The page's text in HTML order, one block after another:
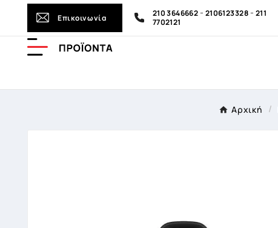
Επικοινωνία 210 3646662- 2106123328- 211
7702121
Αρχική